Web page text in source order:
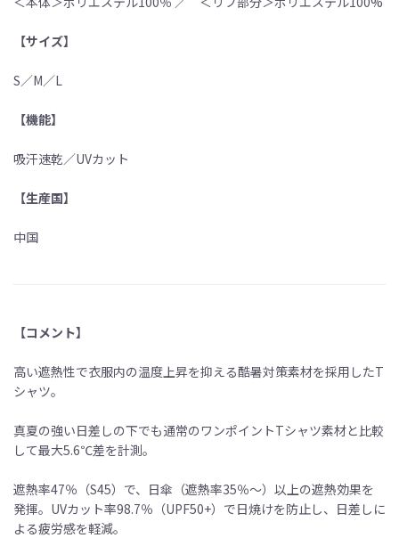
【サイズ】
S／M／L
【機能】
吸汗速乾／UVカット
【生産国】
中国
【コメント】
高い遮熱性で衣服内の温度上昇を抑える酷暑対策素材を採用したT
シャツ。
真夏の強い日差しの下でも通常のワンポイントTシャツ素材と比較
して最大5.6℃差を計測。
遮熱率47％（S45）で、日傘（遮熱率35％〜）以上の遮熱効果を
発揮。UVカット率98.7％（UPF50+）で日焼けを防止し、日差しに
よる疲労感を軽減。